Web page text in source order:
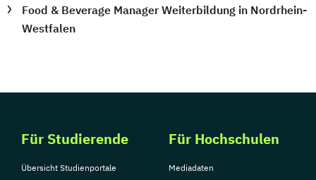
Food & Beverage Manager Weiterbildung in Nordrhein-
Westfalen
Für Studierende
Übersicht Studienportale
Für Hochschulen
Mediadaten